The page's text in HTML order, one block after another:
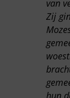
van
Zij